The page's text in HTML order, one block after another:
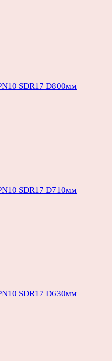
SDR17 D800мм
SDR17 D710мм
SDR17 D630мм